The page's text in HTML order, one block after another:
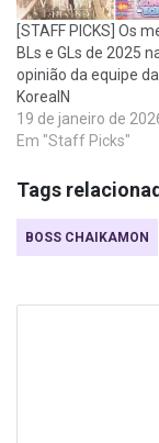
[STAFF PICKS] Os
BLs e GLs de 2025
opinião da equipe da
KoreaIN
19 de janeiro de
Em "Staff Picks"
Tags
BOSS CHAIKAMON